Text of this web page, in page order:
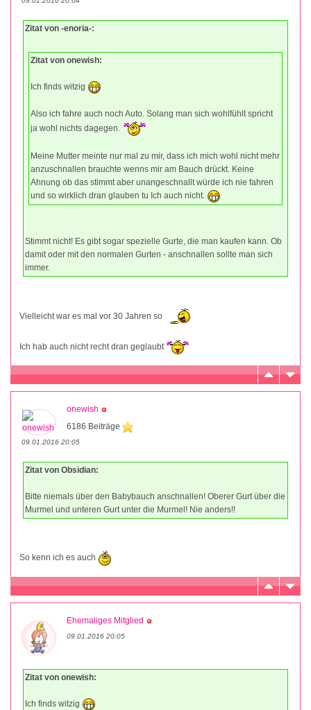
Zitat von -enoria-:
Zitat von onewish:
Ich finds witzig
Also ich fahre auch noch Auto. Solang man sich wohlfühlt spricht
ja wohl nichts dagegen.
Meine Mutter meinte nur mal zu mir, dass ich mich wohl nicht mehr
anzuschnallen brauchte wenns mir am Bauch drückt. Keine
Ahnung ob das stimmt aber unangeschnallt würde ich nie fahren
und so wirklich dran glauben tu Ich auch nicht.
Stimmt nicht! Es gibt sogar spezielle Gurte, die man kaufen kann. Ob
damit oder mit den normalen Gurten - anschnallen sollte man sich
immer.
Vielleicht war es mal vor 30 Jahren so
Ich hab auch nicht recht dran geglaubt
onewish
6186 Beiträge
09.01.2016 20:05
Zitat von Obsidian:
Bitte niemals über den Babybauch anschnallen! Oberer Gurt über die
Murmel und unteren Gurt unter die Murmel! Nie anders!!
So kenn ich es auch
Ehemaliges Mitglied
09.01.2016 20:05
Zitat von onewish:
Ich finds witzig